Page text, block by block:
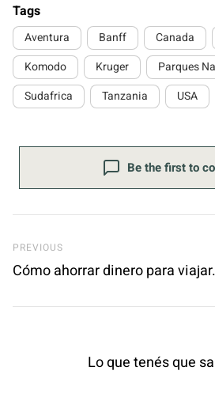
Tags
Aventura Banff Canada
Komodo
Kruger Parques
Sudafrica
Tanzania USA
Be the first to
Previous Post
PREVIOUS
Cómo ahorrar dinero para viajar.
Lo que tenés que